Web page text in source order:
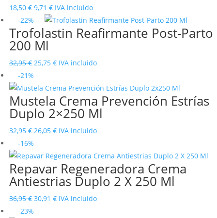
18,50€ El
precio
original
era:
9,71 €El
precio
actual
IVA incluido
-22%
Trofolastin Reafirmante Post-Parto
200 Ml
32,95€ El
original
era:
32,95 €.
25,75 €El
actual
es:
25,75 €.
IVA incluido
-21%
Mustela Crema Prevención Estrías
Duplo 2×250 Ml
32,95€ El
original
era:
32,95 €.
26,05 €El
actual
es:
26,05 €.
IVA incluido
-16%
Repavar Regeneradora Crema
Antiestrias Duplo 2 X 250 Ml
36,95€ El
30,91 €ElIVA incluido
-23%